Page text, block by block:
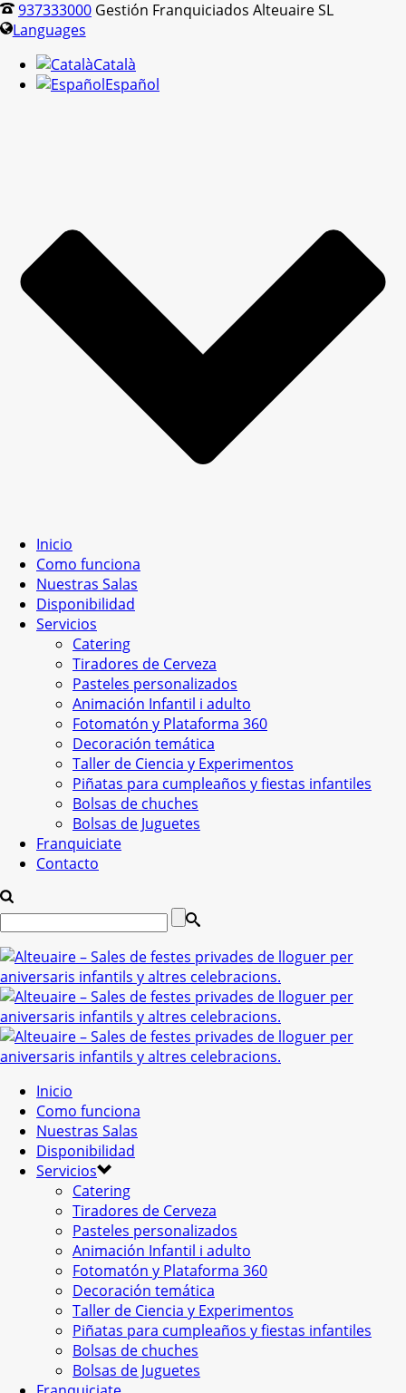
937333000 Gestión Franquiciados Alteuaire SL
Languages
Català
Español
Inicio
Como funciona
Nuestras Salas
Disponibilidad
Servicios
Catering
Tiradores de Cerveza
Pasteles personalizados
Animación Infantil i adulto
Fotomatón y Plataforma 360
Decoración temática
Taller de Ciencia y Experimentos
Piñatas para cumpleaños y fiestas infantiles
Bolsas de chuches
Bolsas de Juguetes
Franquiciate
Contacto
Inicio
Como funciona
Nuestras Salas
Disponibilidad
Servicios
Catering
Tiradores de Cerveza
Pasteles personalizados
Animación Infantil i adulto
Fotomatón y Plataforma 360
Decoración temática
Taller de Ciencia y Experimentos
Piñatas para cumpleaños y fiestas infantiles
Bolsas de chuches
Bolsas de Juguetes